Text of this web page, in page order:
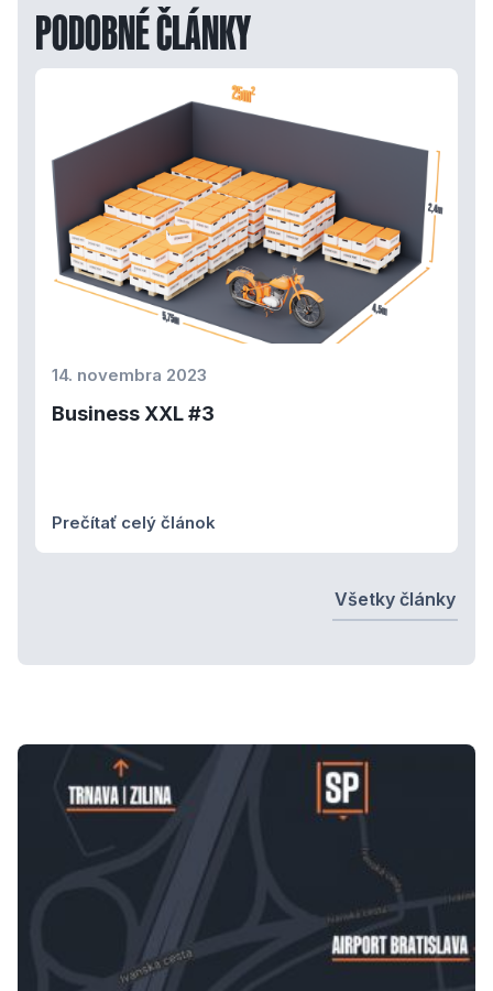
PODOBNÉ ČLÁNKY
14. novembra 2023
Business XXL #3
Prečítať celý článok
Všetky články